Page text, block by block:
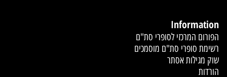
Information
הפורום המרכזי לסופרי סת"ם
רשימת סופרי סת"ם מוסמכים
שוק מגילות אסתר
הורדות